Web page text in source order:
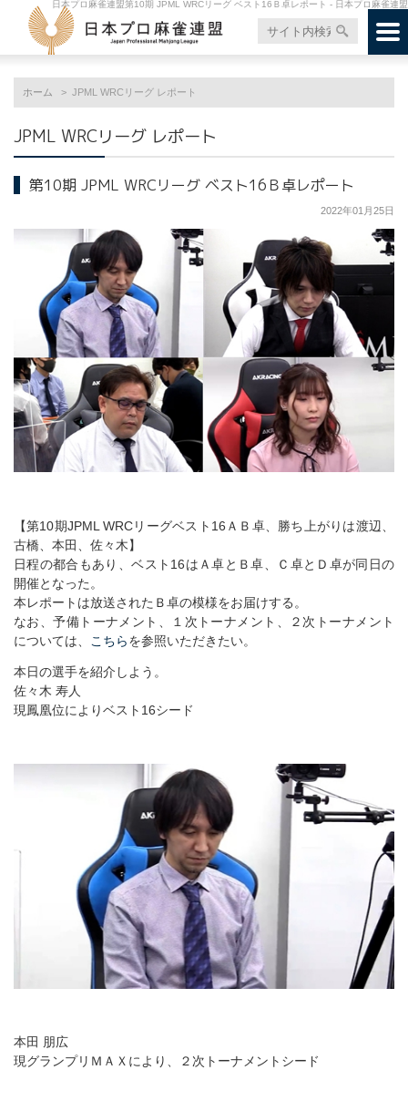
日本プロ麻雀連盟第10期 JPML WRCリーグ ベスト16Ｂ卓レポート - 日本プロ麻雀連盟
ホーム JPML WRCリーグ レポート
JPML WRCリーグ レポート
第10期 JPML WRCリーグ ベスト16Ｂ卓レポート
2022年01月25日
【第10期JPML WRCリーグベスト16ＡＢ卓、勝ち上がりは渡辺、
古橋、本田、佐々木】
日程の都合もあり、ベスト16はＡ卓とＢ卓、Ｃ卓とＤ卓が同日の
開催となった。
本レポートは放送されたＢ卓の模様をお届けする。
なお、予備トーナメント、１次トーナメント、２次トーナメント
については、
こちら を参照いただきたい。
本日の選手を紹介しよう。
佐々木 寿人
現鳳凰位によりベスト16シード
本田 朋広
現グランプリＭＡＸにより、２次トーナメントシード